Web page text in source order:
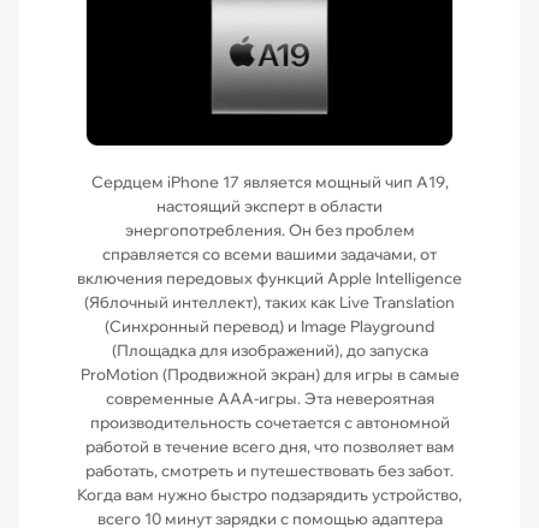
Сердцем iPhone 17 является мощный чип A19,
настоящий эксперт в области
энергопотребления. Он без проблем
справляется со всеми вашими задачами, от
включения передовых функций Apple Intelligence
(Яблочный интеллект), таких как Live Translation
(Синхронный перевод) и Image Playground
(Площадка для изображений), до запуска
ProMotion (Продвижной экран) для игры в самые
современные AAA-игры. Эта невероятная
производительность сочетается с автономной
работой в течение всего дня, что позволяет вам
работать, смотреть и путешествовать без забот.
Когда вам нужно быстро подзарядить устройство,
всего 10 минут зарядки с помощью адаптера